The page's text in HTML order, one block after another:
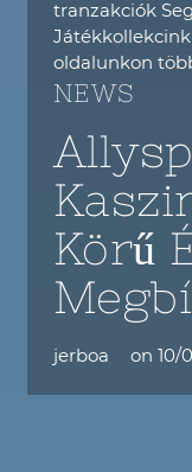
tranzakciók
oldalunkon
NEWS
Körű
jerboa on 10/